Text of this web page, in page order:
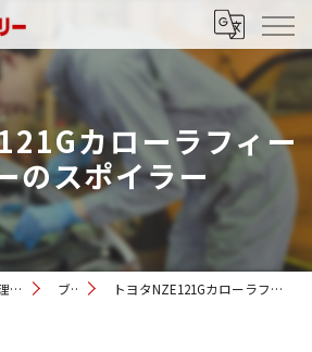
カローラフィー
のスポイラー
三重県鈴鹿市の車修理ならK2ファクトリー ブログ トヨタNZE121Gカローラフィールダーのスポイラー